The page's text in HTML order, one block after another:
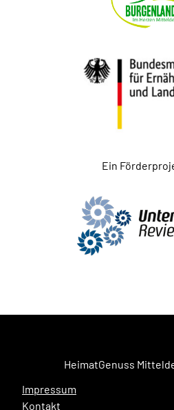
Ein
HeimatGenuss
Impressum
Kontakt